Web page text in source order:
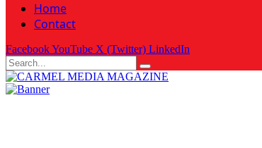
Home
Contact
FacebookYouTube X (Twitter) LinkedIn